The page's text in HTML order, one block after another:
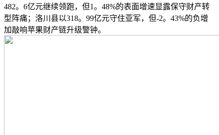
482。6亿元继续领跑，但1。48%的表面增速显露保守财产转
型阵痛；洛川县以318。99亿元守住亚军，但-2。43%的负增
加敲响苹果财产链升级警钟。